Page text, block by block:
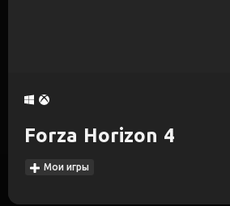
Forza Horizon 4
Мои игры